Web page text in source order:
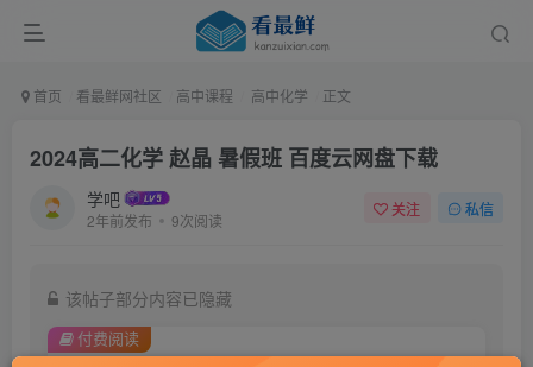
首页 看最鲜网社区 高中课程 高中化学 正文
2024高二化学 赵晶 暑假班 百度云网盘下载
学吧
2年前发布 9次阅读
关注 私信
该帖子部分内容已隐藏
付费阅读